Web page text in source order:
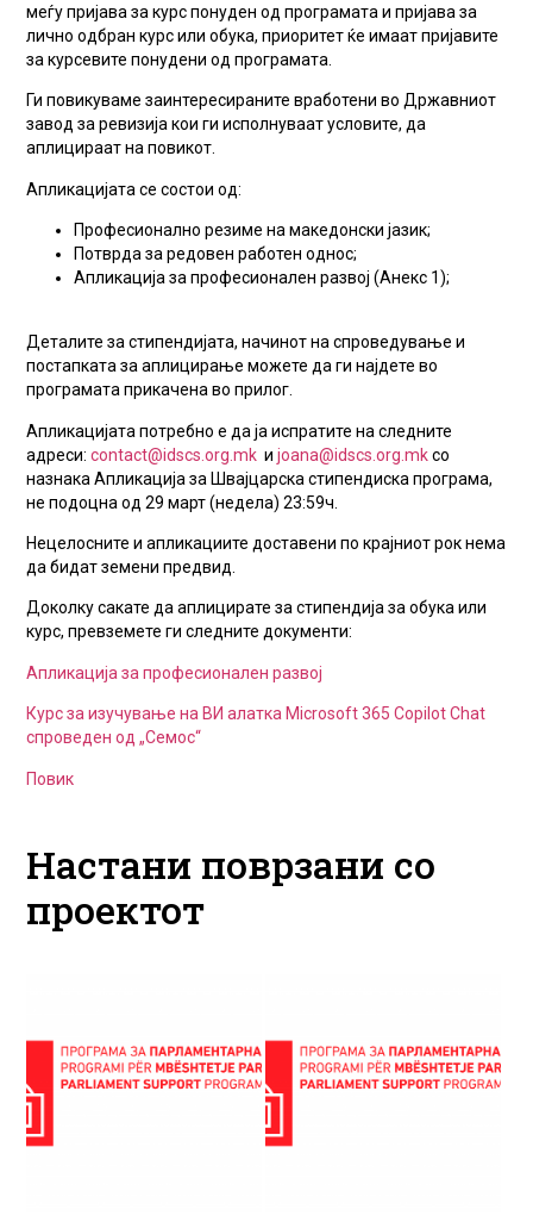
меѓу пријава за курс понуден од програмата и пријава за
лично одбран курс или обука, приоритет ќе имаат пријавите
за курсевите понудени од програмата.
Ги повикуваме заинтересираните вработени во Државниот
завод за ревизија кои ги исполнуваат условите, да
аплицираат на повикот.
Апликацијата се состои од:
Професионално резиме на македонски јазик;
Потврда за редовен работен однос;
Апликација за професионален развој (Анекс 1);
Деталите за стипендијата, начинот на спроведување и
постапката за аплицирање можете да ги најдете во
програмата прикачена во прилог.
Апликацијата потребно е да ја испратите на следните
адреси:contact@idscs.org.mk иjoana@idscs.org.mkсо
назнака Апликација за Швајцарска стипендиска програма,
не подоцна од 29 март (недела) 23:59ч.
Нецелосните и апликациите доставени по крајниот рок нема
да бидат земени предвид.
Доколку сакате да аплицирате за стипендија за обука или
курс, превземете ги следните документи:
Апликација за професионален развој
Курс за изучување на ВИ алатка Microsoft 365 Copilot Chat
спроведен од „Семос“
Повик
Настани поврзани со
проектот